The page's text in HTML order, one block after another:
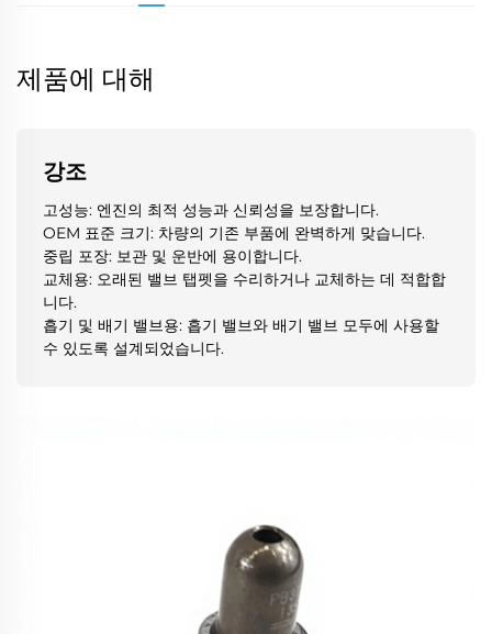
제품에 대해
강조
고성능: 엔진의 최적 성능과 신뢰성을 보장합니다.
OEM 표준 크기: 차량의 기존 부품에 완벽하게 맞습니다.
중립 포장: 보관 및 운반에 용이합니다.
교체용: 오래된 밸브 탭펫을 수리하거나 교체하는 데 적합합
니다.
흡기 및 배기 밸브용: 흡기 밸브와 배기 밸브 모두에 사용할
수 있도록 설계되었습니다.